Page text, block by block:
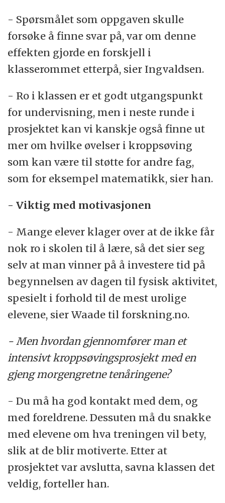
- Spørsmålet som oppgaven skulle
forsøke å finne svar på, var om denne
effekten gjorde en forskjell i
klasserommet etterpå, sier Ingvaldsen.
- Ro i klassen er et godt utgangspunkt
for undervisning, men i neste runde i
prosjektet kan vi kanskje også finne ut
mer om hvilke øvelser i kroppsøving
som kan være til støtte for andre fag,
som for eksempel matematikk, sier han.
- Viktig med motivasjonen
- Mange elever klager over at de ikke får
nok ro i skolen til å lære, så det sier seg
selv at man vinner på å investere tid på
begynnelsen av dagen til fysisk aktivitet,
spesielt i forhold til de mest urolige
elevene, sier Waade til forskning.no.
- Men hvordan gjennomfører man et
intensivt kroppsøvingsprosjekt med en
gjeng morgengretne tenåringene?
- Du må ha god kontakt med dem, og
med foreldrene. Dessuten må du snakke
med elevene om hva treningen vil bety,
slik at de blir motiverte. Etter at
prosjektet var avslutta, savna klassen det
veldig, forteller han.